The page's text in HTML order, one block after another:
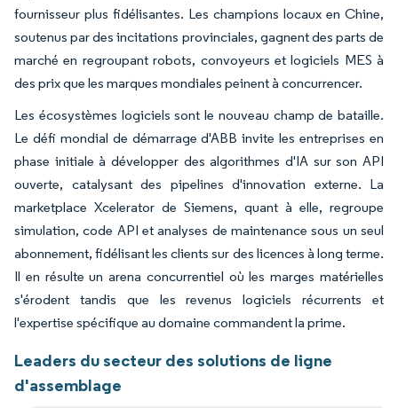
fournisseur plus fidélisantes. Les champions locaux en Chine,
soutenus par des incitations provinciales, gagnent des parts de
marché en regroupant robots, convoyeurs et logiciels MES à
des prix que les marques mondiales peinent à concurrencer.
Les écosystèmes logiciels sont le nouveau champ de bataille.
Le défi mondial de démarrage d'ABB invite les entreprises en
phase initiale à développer des algorithmes d'IA sur son API
ouverte, catalysant des pipelines d'innovation externe. La
marketplace Xcelerator de Siemens, quant à elle, regroupe
simulation, code API et analyses de maintenance sous un seul
abonnement, fidélisant les clients sur des licences à long terme.
Il en résulte un arena concurrentiel où les marges matérielles
s'érodent tandis que les revenus logiciels récurrents et
l'expertise spécifique au domaine commandent la prime.
Leaders du secteur des solutions de ligne
d'assemblage